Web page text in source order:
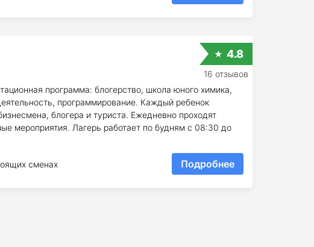
программа: блогерство, школа юного химика,
программирование. Каждый ребенок
блогера и туриста. Ежедневно проходят
мероприятия. Лагерь работает по будням с 08:30 до
сменах Подробнее
4.8
16 отзывов